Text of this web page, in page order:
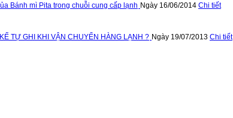
Bánh mì Pita trong chuỗi cung cấp lạnh Ngày 16/06/2014 Chi tiết
TỰ GHI KHI VẬN CHUYỂN HÀNG LẠNH ? Ngày 19/07/2013 Chi tiết